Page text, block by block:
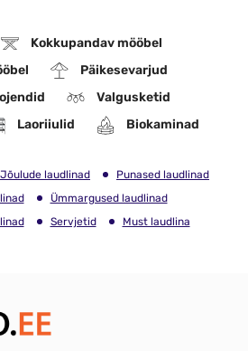
Kokkupandav mööbel
Päikesevarjud
Valgusketid
Laoriiulid Biokaminad
Jõulude laudlinad
Punased laudlinad
Ümmargused laudlinad
Servjetid Must laudlina